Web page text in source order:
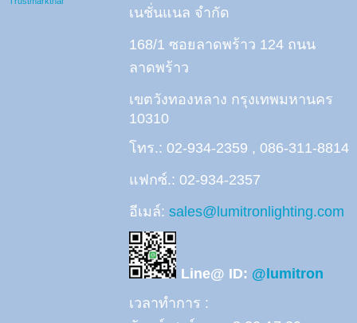
เนชั่นแนล จำกัด
168/1 ซอยลาดพร้าว 124 ถนน
ลาดพร้าว
เขตวังทองหลาง กรุงเทพมหานคร
10310
โทร.: 02-934-2359 , 086-311-8814
แฟกซ์.: 02-934-2357
อีเมล์: sales@lumitronlighting.com
Line@ ID: @lumitron
เวลาทำการ :